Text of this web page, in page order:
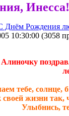
Инесса!
Днём Рождения
10:30:00 (3058
тебе, солнце,
жизни так,
Улыбнись,